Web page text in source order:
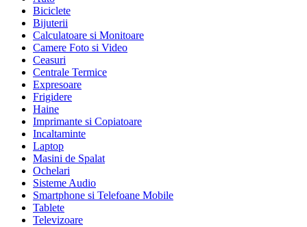
Biciclete
Bijuterii
Calculatoare si Monitoare
Camere Foto si Video
Ceasuri
Centrale Termice
Expresoare
Frigidere
Haine
Imprimante si Copiatoare
Incaltaminte
Laptop
Masini de Spalat
Ochelari
Sisteme Audio
Smartphone si Telefoane Mobile
Tablete
Televizoare